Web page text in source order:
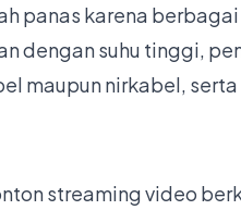
panas karena
dengan suhu tinggi,
maupun nirkabel,
streaming video